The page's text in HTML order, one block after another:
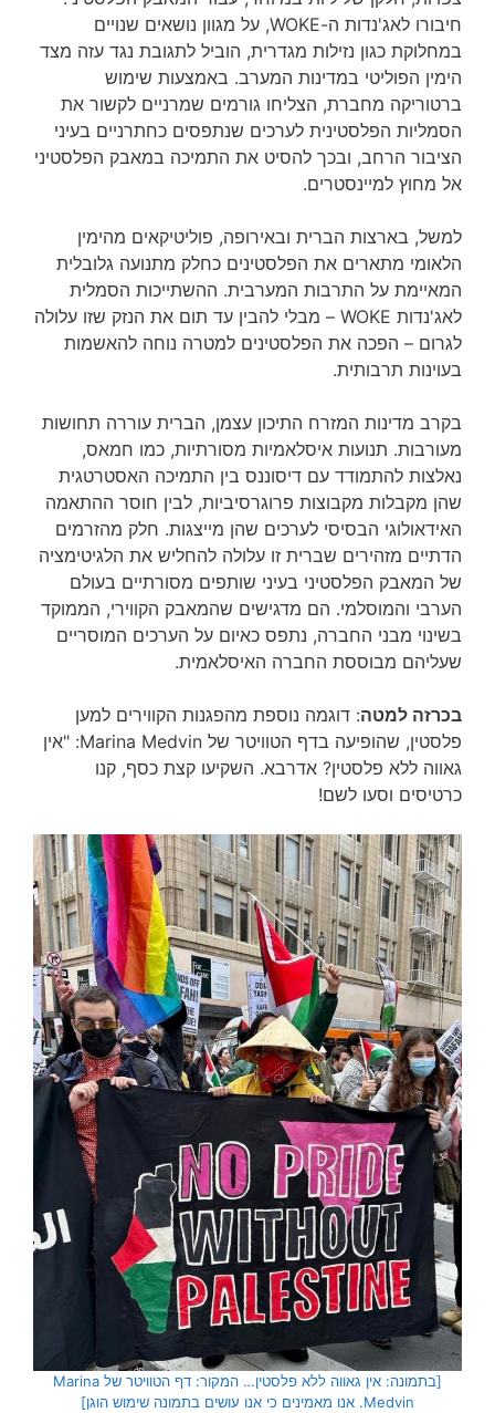
חיבורו לאג'נדות ה-WOKE, על מגוון נושאים שנויים
במחלוקת כגון נזילות מגדרית, הוביל לתגובת נגד עזה מצד
הימין הפוליטי במדינות המערב. באמצעות שימוש
ברטוריקה מחברת, הצליחו גורמים שמרניים לקשור את
הסמליות הפלסטינית לערכים שנתפסים כחתרניים בעיני
הציבור הרחב, ובכך להסיט את התמיכה במאבק הפלסטיני
אל מחוץ למיינסטרים.
למשל, בארצות הברית ובאירופה, פוליטיקאים מהימין
הלאומי מתארים את הפלסטינים כחלק מתנועה גלובלית
המאיימת על התרבות המערבית. ההשתייכות הסמלית
לאג'נדות WOKE – מבלי להבין עד תום את הנזק שזו עלולה
לגרום – הפכה את הפלסטינים למטרה נוחה להאשמות
בעוינות תרבותית.
בקרב מדינות המזרח התיכון עצמן, הברית עוררה תחושות
מעורבות. תנועות איסלאמיות מסורתיות, כמו חמאס,
נאלצות להתמודד עם דיסוננס בין התמיכה האסטרטגית
שהן מקבלות מקבוצות פרוגרסיביות, לבין חוסר ההתאמה
האידאולוגי הבסיסי לערכים שהן מייצגות. חלק מהזרמים
הדתיים מזהירים שברית זו עלולה להחליש את הלגיטימציה
של המאבק הפלסטיני בעיני שותפים מסורתיים בעולם
הערבי והמוסלמי. הם מדגישים שהמאבק הקווירי, הממוקד
בשינוי מבני החברה, נתפס כאיום על הערכים המוסריים
שעליהם מבוססת החברה האיסלאמית.
בכרזה למטה: דוגמה נוספת מהפגנות הקווירים למען
פלסטין, שהופיעה בדף הטוויטר של Marina Medvin: "אין
גאווה ללא פלסטין? אדרבא. השקיעו קצת כסף, קנו
כרטיסים וסעו לשם!
[בתמונה: אין גאווה ללא פלסטין… המקור: דף הטוויטר של Marina
Medvin. אנו מאמינים כי אנו עושים בתמונה שימוש הוגן]